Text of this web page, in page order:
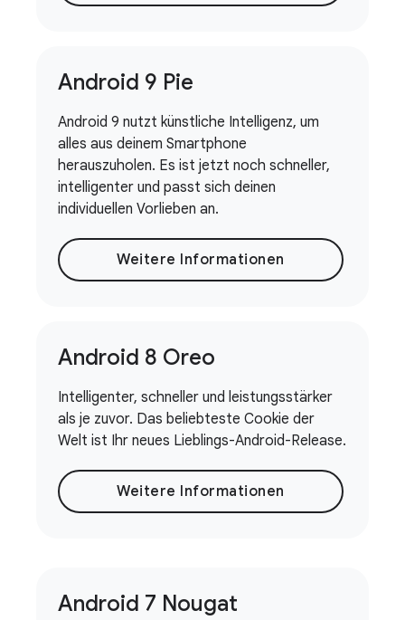
Android 9 Pie
Android 9 nutzt künstliche Intelligenz, um
alles aus deinem Smartphone
herauszuholen. Es ist jetzt noch schneller,
intelligenter und passt sich deinen
individuellen Vorlieben an.
Weitere Informationen
Android 8 Oreo
Intelligenter, schneller und leistungsstärker
als je zuvor. Das beliebteste Cookie der
Welt ist Ihr neues Lieblings-Android-Release.
Weitere Informationen
Android 7 Nougat